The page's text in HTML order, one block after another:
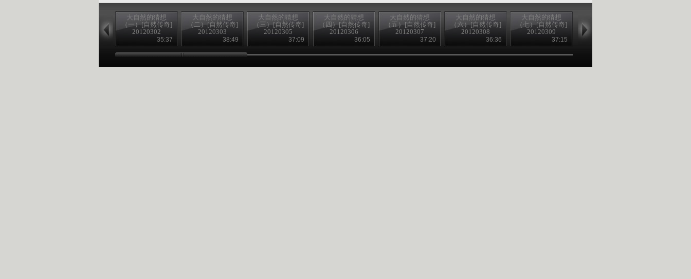
大自然的猜想
（一）[自然传奇]
20120302
35:37
大自然的猜想
（二）[自然传奇]
20120303
38:49
大自然的猜想
（三）[自然传奇]
20120305
37:09
大自然的猜想
（四）[自然传奇]
20120306
36:05
大自然的猜想
（五）[自然传奇]
20120307
37:20
大自然的猜想
（六）[自然传奇]
20120308
36:36
大自然的猜想
（七）[自然传奇]
20120309
37:15
（八）[自然传奇]